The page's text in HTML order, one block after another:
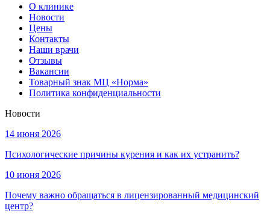
О клинике
Новости
Цены
Контакты
Наши врачи
Отзывы
Вакансии
Товарный знак МЦ «Норма»
Политика конфиденциальности
Новости
14 июня 2026
Психологические причины курения и как их устранить?
10 июня 2026
Почему важно обращаться в лицензированный медицинский
центр?